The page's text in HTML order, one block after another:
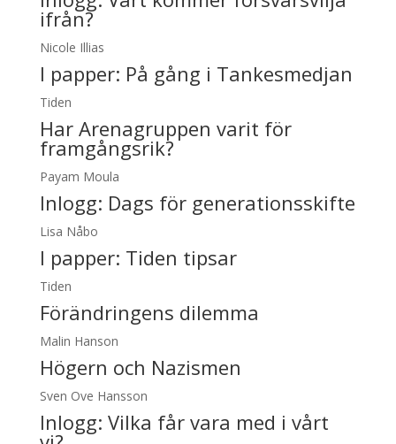
ifrån?
Nicole Illias
I papper: På gång i Tankesmedjan
Tiden
Har Arenagruppen varit för
framgångsrik?
Payam Moula
Inlogg: Dags för generationsskifte
Lisa Nåbo
I papper: Tiden tipsar
Tiden
Förändringens dilemma
Malin Hanson
Högern och Nazismen
Sven Ove Hansson
Inlogg: Vilka får vara med i vårt